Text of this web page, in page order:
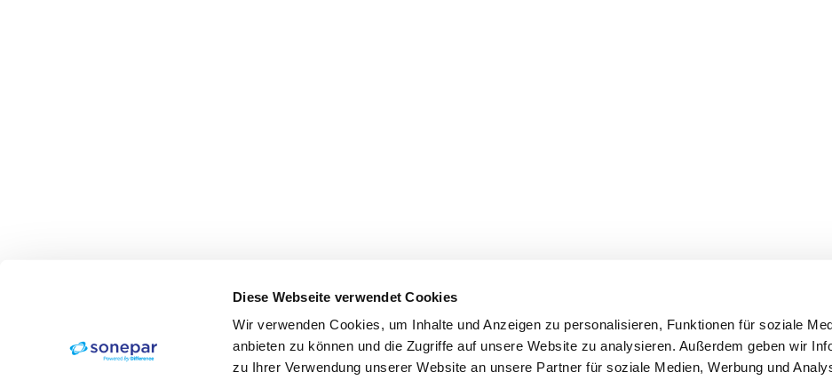
Diese Webseite verwendet Cookies
Wir verwenden Cookies, um Inhalte und Anzeigen zu personalisieren, Funktionen für soziale
anbieten zu können und die Zugriffe auf unsere Website zu analysieren. Außerdem geben wir
zu Ihrer Verwendung unserer Website an unsere Partner für soziale Medien, Werbung und